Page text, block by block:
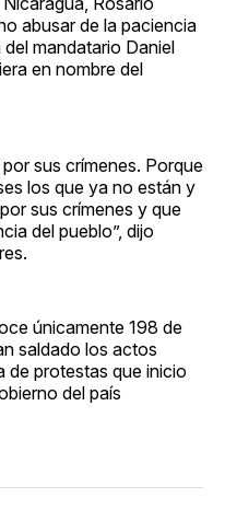
abusar de la paciencia
mandatario Daniel
en nombre del
sus crímenes. Porque
los que ya no están y
sus crímenes y que
del pueblo”, dijo
únicamente 198 de
saldado los actos
de protestas que inicio
del país